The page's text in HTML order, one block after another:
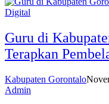
Guru di
Terapkan
Kabupaten Gorontalo
Admin